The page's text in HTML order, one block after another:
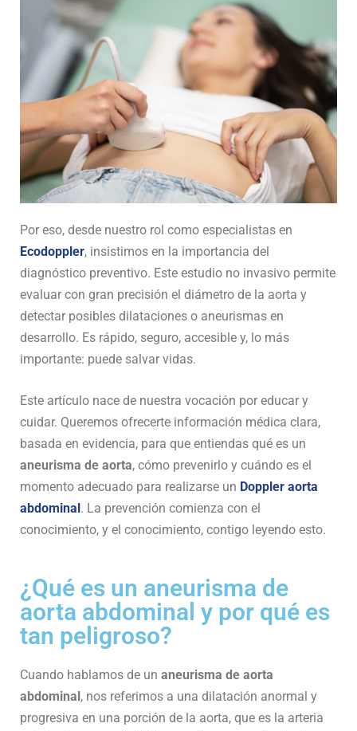
Por eso, desde nuestro rol como especialistas en
Ecodoppler, insistimos en la importancia del
diagnóstico preventivo. Este estudio no invasivo permite
evaluar con gran precisión el diámetro de la aorta y
detectar posibles dilataciones o aneurismas en
desarrollo. Es rápido, seguro, accesible y, lo más
importante: puede salvar vidas.
Este artículo nace de nuestra vocación por educar y
cuidar. Queremos ofrecerte información médica clara,
basada en evidencia, para que entiendas qué es un
aneurisma de aorta, cómo prevenirlo y cuándo es el
momento adecuado para realizarse un Doppler aorta
abdominal. La prevención comienza con el
conocimiento, y el conocimiento, contigo leyendo esto.
¿Qué es un aneurisma de
aorta abdominal y por qué es
tan peligroso?
Cuando hablamos de un aneurisma de aorta
abdominal, nos referimos a una dilatación anormal y
progresiva en una porción de la aorta, que es la arteria